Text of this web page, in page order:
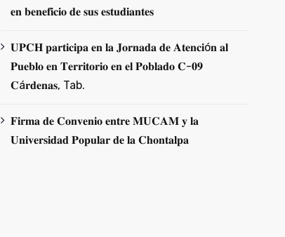
𝐞𝐧 𝐛𝐞𝐧𝐞𝐟𝐢𝐜𝐢𝐨 𝐝𝐞 𝐬𝐮𝐬 𝐞𝐬𝐭𝐮𝐝𝐢𝐚𝐧𝐭𝐞𝐬
𝐔𝐏𝐂𝐇 𝐩𝐚𝐫𝐭𝐢𝐜𝐢𝐩𝐚 𝐞𝐧 𝐥𝐚 𝐉𝐨𝐫𝐧𝐚𝐝𝐚 𝐝𝐞 𝐀𝐭𝐞𝐧𝐜𝐢ó𝐧 𝐚𝐥
𝐏𝐮𝐞𝐛𝐥𝐨 𝐞𝐧 𝐓𝐞𝐫𝐫𝐢𝐭𝐨𝐫𝐢𝐨 𝐞𝐧 𝐞𝐥 𝐏𝐨𝐛𝐥𝐚𝐝𝐨 𝐂-𝟎𝟗
𝐂á𝐫𝐝𝐞𝐧𝐚𝐬, Tab.
𝐅𝐢𝐫𝐦𝐚 𝐝𝐞 𝐂𝐨𝐧𝐯𝐞𝐧𝐢𝐨 𝐞𝐧𝐭𝐫𝐞 𝐌𝐔𝐂𝐀𝐌 𝐲 𝐥𝐚
𝐔𝐧𝐢𝐯𝐞𝐫𝐬𝐢𝐝𝐚𝐝 𝐏𝐨𝐩𝐮𝐥𝐚𝐫 𝐝𝐞 𝐥𝐚 𝐂𝐡𝐨𝐧𝐭𝐚𝐥𝐩𝐚